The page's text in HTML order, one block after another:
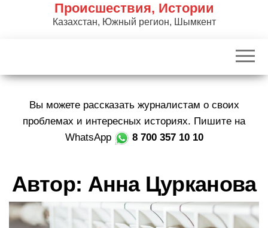
к
р
и
г
а
ц
Происшествия, Истории
Казахстан, Южный регион, Шымкент
Вы можете рассказать журналистам о своих
проблемах и интересных историях. Пишите на
WhatsApp
8 700 357 10 10
Автор: Анна Цурканова